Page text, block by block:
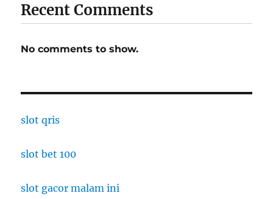
Recent Comments
No comments to show.
slot qris
slot bet 100
slot gacor malam ini